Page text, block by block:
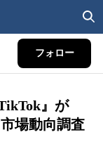
フォロー
』が
場動向調査